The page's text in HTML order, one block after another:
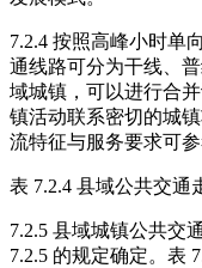
7.2.4 按照高峰小时单
通线路可分为干线、
域城镇，可以进行合
镇活动联系密切的城
流特征与服务要求可参
表 7.2.4 县域公共交通
7.2.5 县域城镇公共交
7.2.5 的规定确定。表